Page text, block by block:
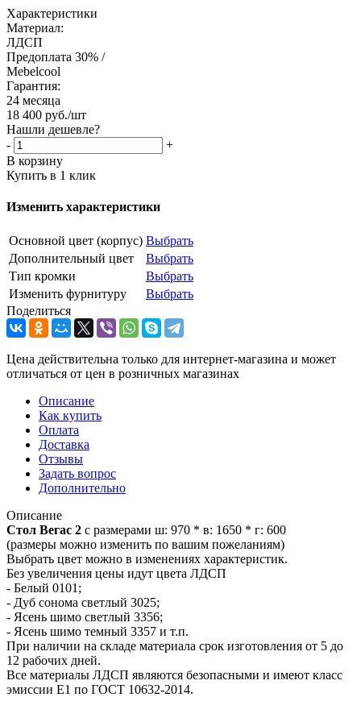
Характеристики
Материал:
ЛДСП
Предоплата 30% /
Mebelcool
Гарантия:
24 месяца
18 400 руб./шт
Нашли дешевле?
-
+
В корзину
Купить в 1 клик
Изменить характеристики
Основной цвет (корпус) Выбрать
Дополнительный цвет
Выбрать
Тип кромки
Выбрать
Изменить фурнитуру
Выбрать
Поделиться
Цена действительна только для интернет-магазина и может
отличаться от цен в розничных магазинах
Описание
Как купить
Оплата
Доставка
Отзывы
Задать вопрос
Дополнительно
Описание
Стол Вегас 2 с размерами ш: 970 * в: 1650 * г: 600
(размеры можно изменить по вашим пожеланиям)
Выбрать цвет можно в изменениях характеристик.
Без увеличения цены идут цвета ЛДСП
- Белый 0101;
- Дуб сонома светлый 3025;
- Ясень шимо светлый 3356;
- Ясень шимо темный 3357 и т.п.
При наличии на складе материала срок изготовления от 5 до
12 рабочих дней.
Все материалы ЛДСП являются безопасными и имеют класс
эмиссии Е1 по ГОСТ 10632-2014.